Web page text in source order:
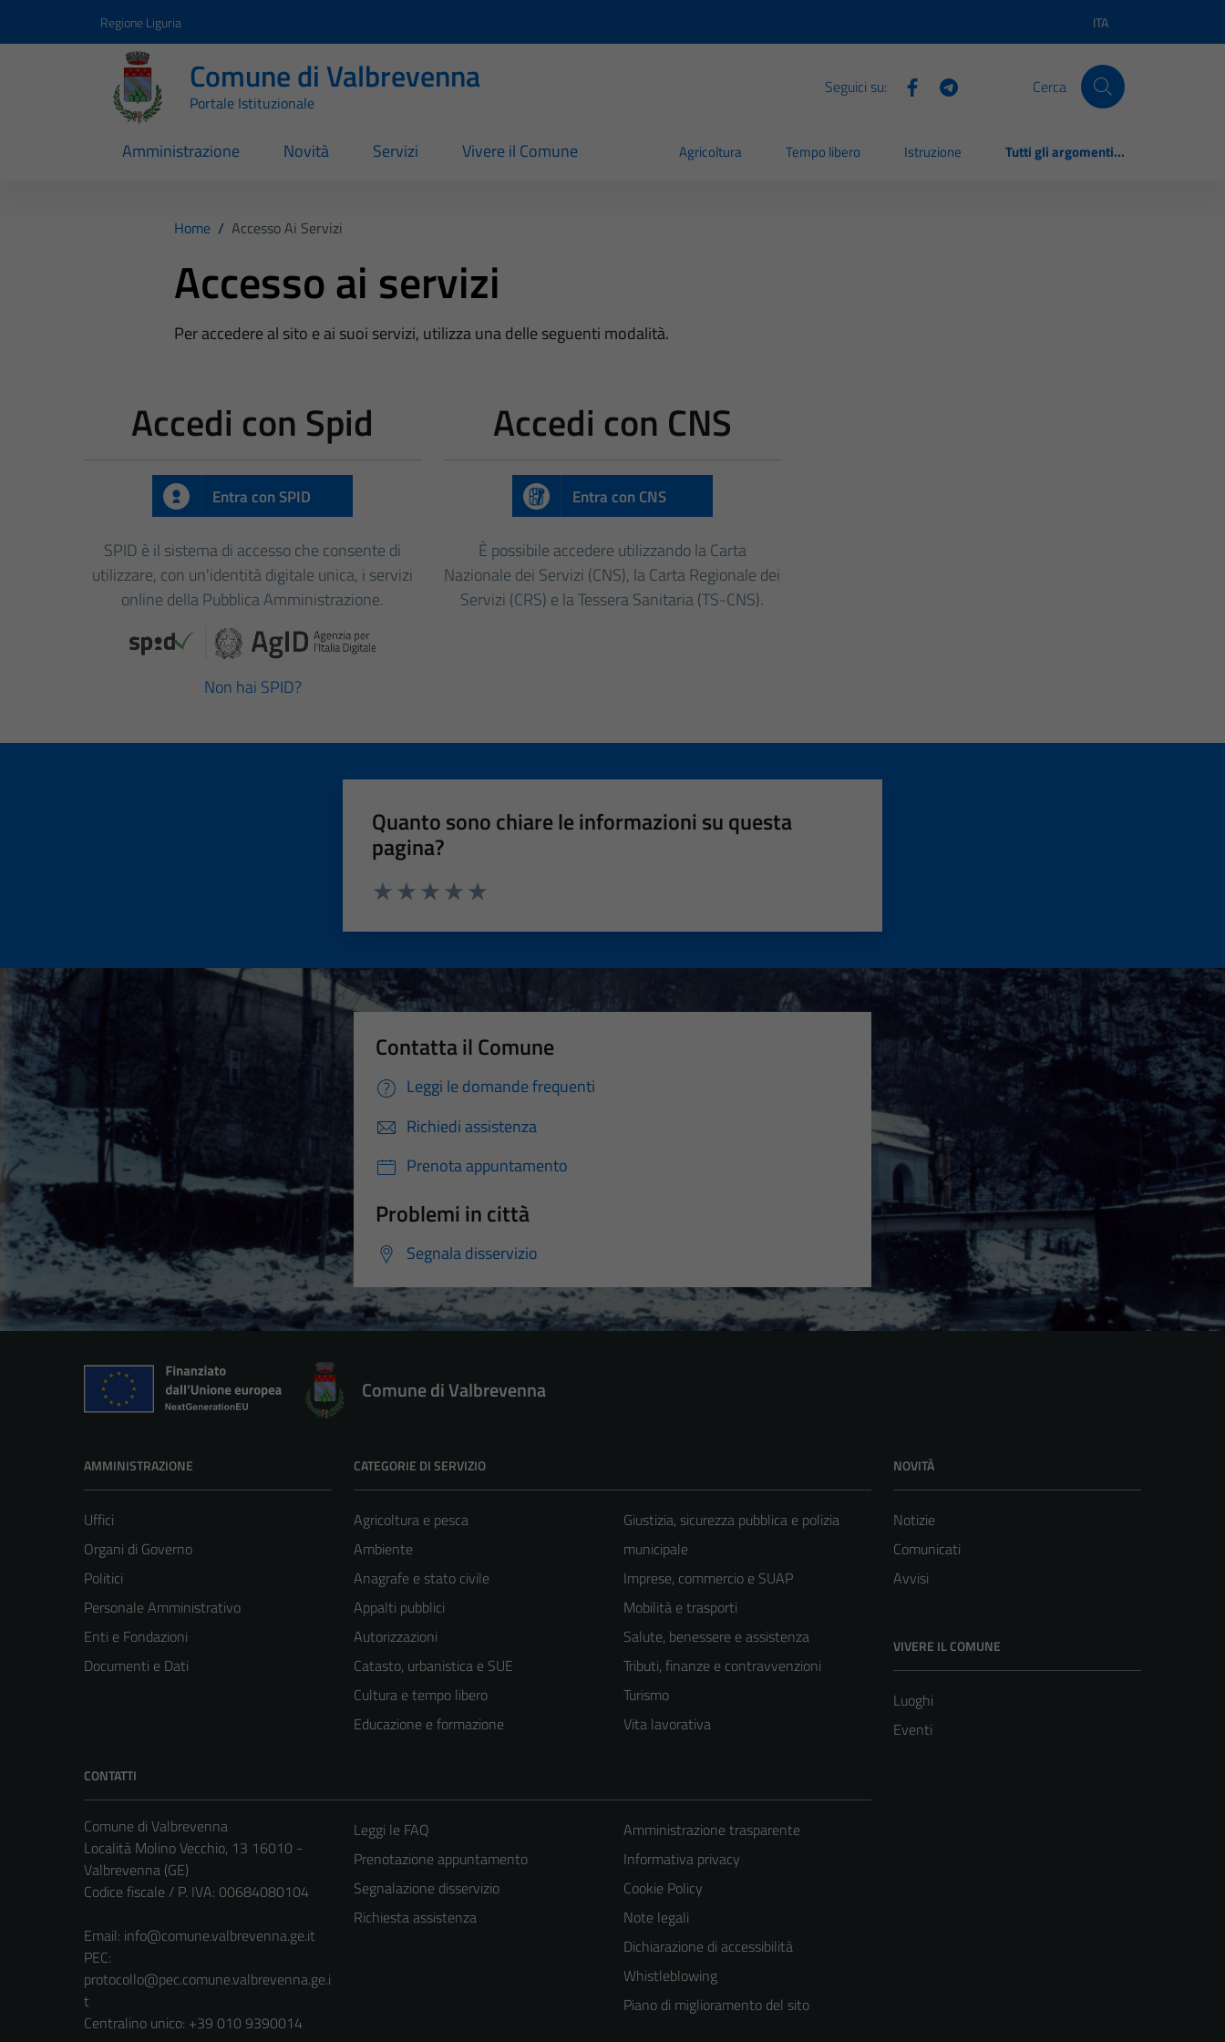
Regione Liguria Lingua attiva:
ITA
Comune di Valbrevenna
Portale Istituzionale
Seguici su: Cerca
Amministrazione Novità Servizi Vivere il Comune Agricoltura Tempo libero Istruzione Tutti gli argomenti...
Home / Accesso Ai Servizi
Accesso ai servizi
Per accedere al sito e ai suoi servizi, utilizza una delle seguenti modalità.
Accedi con Spid
Entra con SPID
SPID è il sistema di accesso che consente di
utilizzare, con un'identità digitale unica, i servizi
online della Pubblica Amministrazione.
Non hai SPID?
Accedi con CNS
Entra con CNS
È possibile accedere utilizzando la Carta
Nazionale dei Servizi (CNS), la Carta Regionale dei
Servizi (CRS) e la Tessera Sanitaria (TS-CNS).
Quanto sono chiare le informazioni su questa
pagina?
Contatta il Comune
Leggi le domande frequenti
Richiedi assistenza
Prenota appuntamento
Problemi in città
Segnala disservizio
Comune di Valbrevenna
AMMINISTRAZIONE
Uffici
Organi di Governo
Politici
Personale Amministrativo
Enti e Fondazioni
Documenti e Dati
CATEGORIE DI SERVIZIO
Agricoltura e pesca
Ambiente
Anagrafe e stato civile
Appalti pubblici
Autorizzazioni
Catasto, urbanistica e SUE
Cultura e tempo libero
Educazione e formazione
Giustizia, sicurezza pubblica e polizia
municipale
Imprese, commercio e SUAP
Mobilità e trasporti
Salute, benessere e assistenza
Tributi, finanze e contravvenzioni
Turismo
Vita lavorativa
NOVITÀ
Notizie
Comunicati
Avvisi
VIVERE IL COMUNE
Luoghi
Eventi
CONTATTI
Comune di Valbrevenna
Località Molino Vecchio, 13 16010 -
Valbrevenna (GE)
Codice fiscale / P. IVA: 00684080104
Email: info@comune.valbrevenna.ge.it
PEC:
protocollo@pec.comune.valbrevenna.ge.i
t
Centralino unico: +39 010 9390014
Leggi le FAQ
Prenotazione appuntamento
Segnalazione disservizio
Richiesta assistenza
Amministrazione trasparente
Informativa privacy
Cookie Policy
Note legali
Dichiarazione di accessibilità
Whistleblowing
Piano di miglioramento del sito